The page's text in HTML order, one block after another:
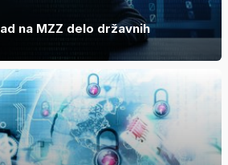
na MZZ delo državnih